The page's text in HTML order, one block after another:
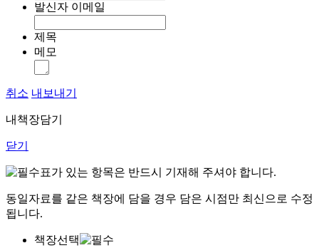
발신자 이메일
제목
메모
취소 내보내기
내책장담기
닫기
표가 있는 항목은 반드시 기재해 주셔야 합니다.
동일자료를 같은 책장에 담을 경우 담은 시점만 최신으로 수정
됩니다.
책장선택